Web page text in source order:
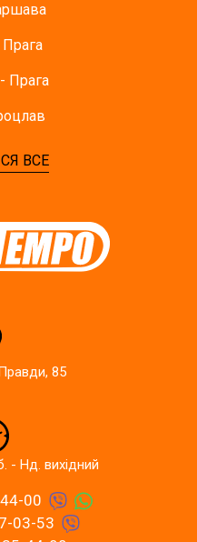
Прага
Прага
ВСЕ
85
- Нд. вихідний
00
03-53